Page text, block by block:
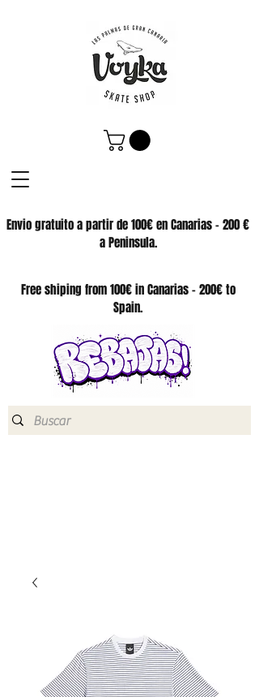
Envio gratuito a partir de 100€ en Canarias - 200 €
a Peninsula.
SKATE SHOP
Free shiping from 100€ in Canarias - 200€ to
Spain.